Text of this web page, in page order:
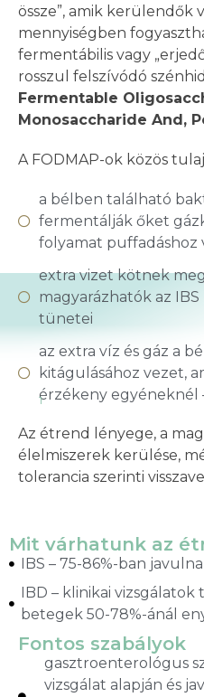
össze”, amik kerülendők
mennyiségben
fermentábilis vagy
rosszul felszívódó
Fermentable
Monosaccharide And,
A FODMAP-ok közös
a bélben található
fermentálják őket
folyamat puffadáshoz
extra vizet kötnek
magyarázhatók az
tünetei
az extra víz és gáz a
kitágulásához vezet,
érzékeny egyéneknél
1
Az étrend lényege, a
élelmiszerek kerülése,
tolerancia szerinti
Mit várhatunk az
IBS – 75-86%-ban
IBD – klinikai
betegek 50-78%-ánál
Fontos szabályok
gasztroenterológus
vizsgálat alapján és